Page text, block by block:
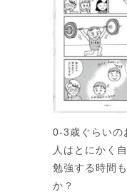
0-3歳ぐらいの
人はとにかく
勉強する時間
か？